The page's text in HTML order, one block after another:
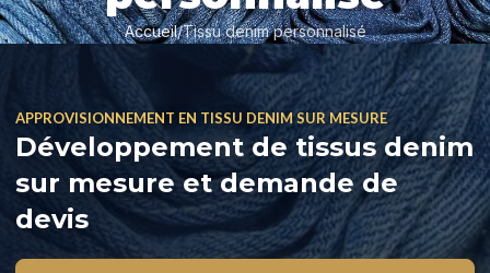
Accueil Tissu denim personnalisé
APPROVISIONNEMENT EN TISSU DENIM SUR MESURE
Développement de tissus denim
sur mesure et demande de
devis